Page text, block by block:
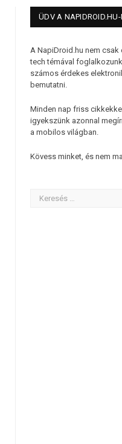
ÜDV A NAPIDROID.HU-
A NapiDroid.hu nem
tech témával
számos érdekes
bemutatni.
Minden nap friss
igyekszünk azonnal
a mobilos világban.
Kövess minket, és nem